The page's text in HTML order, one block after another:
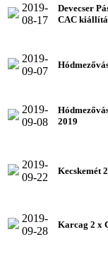
2019-
08-17
Devecser
CAC
2019-
09-07
2019-
09-08
2019
2019-
09-22
Kecskemét
2019-
09-28
Karcag 2 x